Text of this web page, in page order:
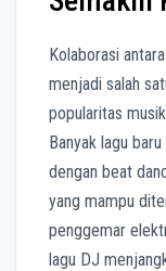
Kolaborasi
menjadi salah
popularitas
Banyak lagu
dengan beat
yang mampu
penggemar
lagu DJ